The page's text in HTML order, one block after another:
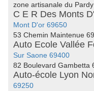
zone artisanale du
C E R Des Monts
Mont D'or 69650
53 Chemin Maintenue
Auto Ecole Vallée
Sur Saone 69400
82 Boulevard Gambetta
Auto-école Lyon
69250